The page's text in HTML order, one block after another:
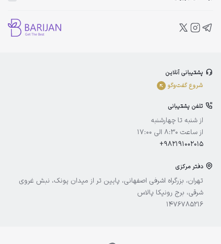
ویتالیر
الوینا
آیسول
پشتیبانی آنلاین
شروع گفت‌و‌گو
تلفن پشتیبانی
از شنبه تا چهارشنبه
از ساعت 8:30 الی 17:00
+982191002015
دفتر مرکزی
تهران، بزرگراه اشرفی اصفهانی، پایین تر از میدان پونک، نبش غروی
شرقی، برج رونیکا پالاس
1476785216